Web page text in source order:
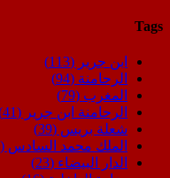
Tags
ابن جرير (113)
الرحامنة (94)
المغرب (79)
الرحامنة ابن جرير (41)
شعلة بريس (39)
الملك محمد السادس (26)
الدار البيضاء (23)